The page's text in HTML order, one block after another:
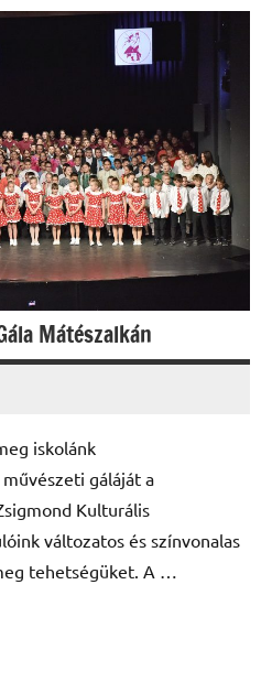
Mátészalkán
iskolánk
gáláját a
Kulturális
változatos és színvonalas
tehetségüket. A …